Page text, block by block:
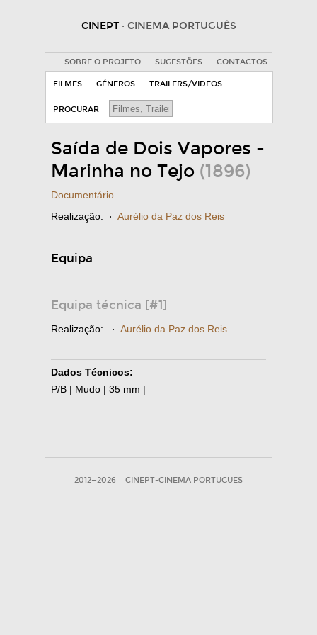
CINEPT · CINEMA PORTUGUÊS
SOBRE O PROJETO SUGESTÕES CONTACTOS
FILMES GÉNEROS TRAILERS/VIDEOS
PROCURAR
Saída de Dois Vapores -
Marinha no Tejo (1896)
Documentário
Realização: · Aurélio da Paz dos Reis
Equipa
Equipa técnica [#1]
Realização: · Aurélio da Paz dos Reis
Dados Técnicos:
P/B | Mudo | 35 mm |
2012—2026 CINEPT-CINEMA PORTUGUES